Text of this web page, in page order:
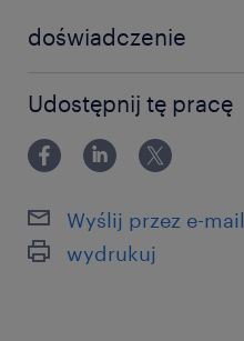
doświadczenie
Udostępnij tę pracę
Wyślij przez e-mail
wydrukuj